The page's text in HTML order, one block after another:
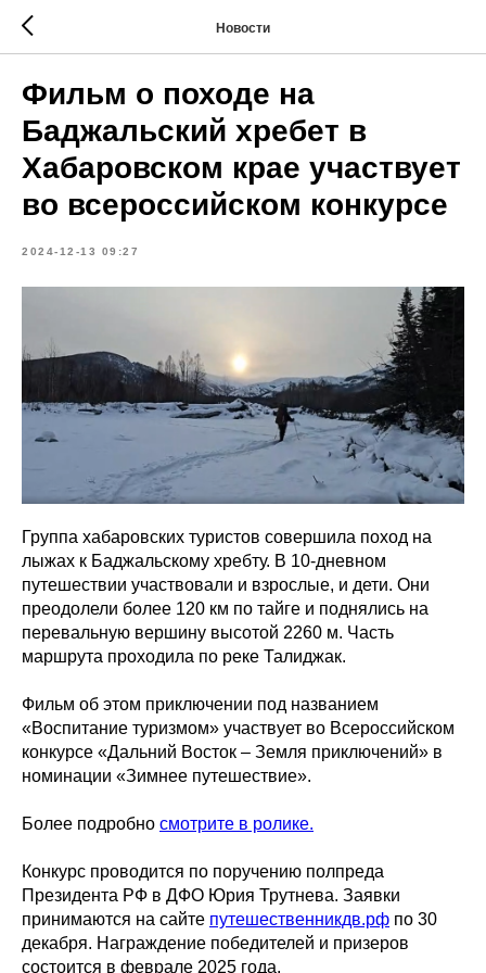
Новости
Фильм о походе на
Баджальский хребет в
Хабаровском крае участвует
во всероссийском конкурсе
2024-12-13 09:27
Группа хабаровских туристов совершила поход на
лыжах к Баджальскому хребту. В 10-дневном
путешествии участвовали и взрослые, и дети. Они
преодолели более 120 км по тайге и поднялись на
перевальную вершину высотой 2260 м. Часть
маршрута проходила по реке Талиджак.
Фильм об этом приключении под названием
«Воспитание туризмом» участвует во Всероссийском
конкурсе «Дальний Восток – Земля приключений» в
номинации «Зимнее путешествие».
Более подробно смотрите в ролике.
Конкурс проводится по поручению полпреда
Президента РФ в ДФО Юрия Трутнева. Заявки
принимаются на сайте путешественникдв.рф по 30
декабря. Награждение победителей и призеров
состоится в феврале 2025 года.